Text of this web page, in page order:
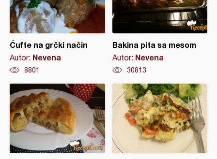
Ćufte na grčki način
Autor: Nevena
8801
Bakina pita sa mesom
Autor: Nevena
30813